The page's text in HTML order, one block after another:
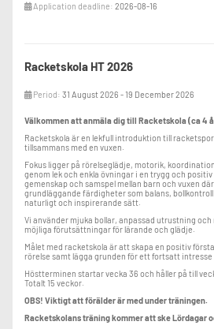
Application deadline: 2026-08-16
Racketskola HT 2026
Period: 31 August 2026 - 19 December 2026
Välkommen att anmäla dig till Racketskola (ca 4
Racketskola är en lekfull introduktion till
tillsammans med en vuxen.
Fokus ligger på rörelseglädje, motorik,
genom lek och enkla övningar i en trygg och
gemenskap och samspel mellan barn och vuxen
grundläggande färdigheter som balans,
naturligt och inspirerande sätt.
Vi använder mjuka bollar, anpassad utrustning
möjliga förutsättningar för lärande och glädje.
Målet med racketskola är att skapa en positiv
rörelse samt lägga grunden för ett fortsatt
Höstterminen startar vecka 36 och håller på till
Totalt 15 veckor.
OBS! Viktigt att förälder är med under träningen.
Racketskolans träning kommer att ske Lördagar